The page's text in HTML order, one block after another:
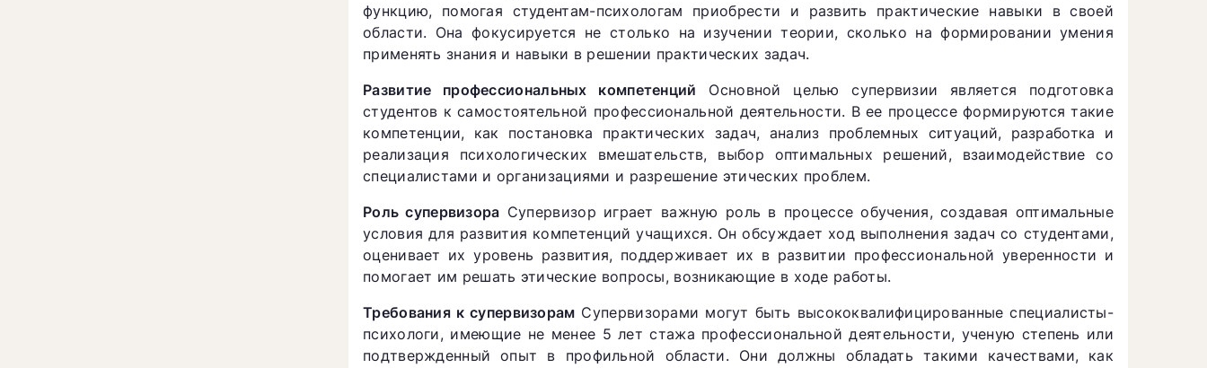
функцию, помогая студентам-психологам приобрести и развить практические навыки в своей
области. Она фокусируется не столько на изучении теории, сколько на формировании умения
применять знания и навыки в решении практических задач.
Развитие профессиональных компетенций Основной целью супервизии является подготовка
студентов к самостоятельной профессиональной деятельности. В ее процессе формируются такие
компетенции, как постановка практических задач, анализ проблемных ситуаций, разработка и
реализация психологических вмешательств, выбор оптимальных решений, взаимодействие со
специалистами и организациями и разрешение этических проблем.
Роль супервизора Супервизор играет важную роль в процессе обучения, создавая оптимальные
условия для развития компетенций учащихся. Он обсуждает ход выполнения задач со студентами,
оценивает их уровень развития, поддерживает их в развитии профессиональной уверенности и
помогает им решать этические вопросы, возникающие в ходе работы.
Требования к супервизорам Супервизорами могут быть высококвалифицированные специалисты-
психологи, имеющие не менее 5 лет стажа профессиональной деятельности, ученую степень или
подтвержденный опыт в профильной области. Они должны обладать такими качествами, как